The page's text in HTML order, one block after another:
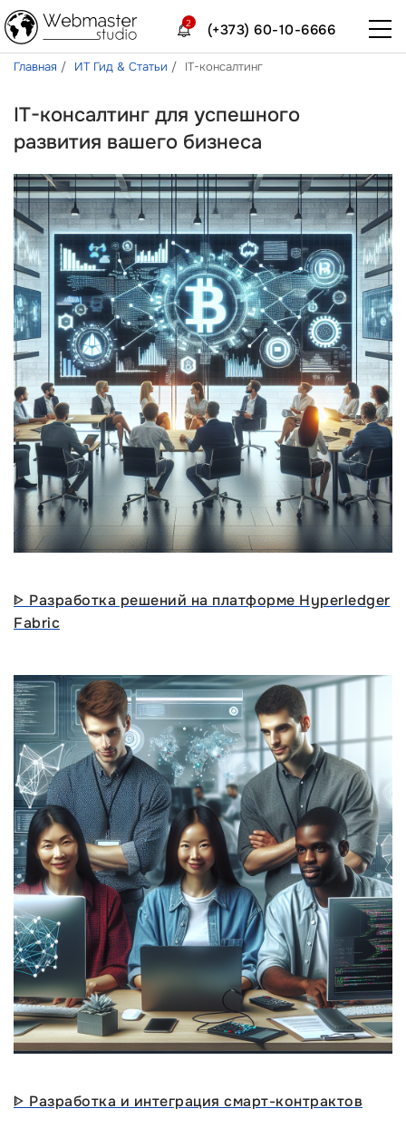
(+373) 60-10-6666
2
Главная ИТ Гид & Статьи IT-консалтинг
IT-консалтинг для успешного
развития вашего бизнеса
ᐈ Разработка решений на платформе Hyperledger
Fabric
ᐈ Разработка и интеграция смарт-контрактов